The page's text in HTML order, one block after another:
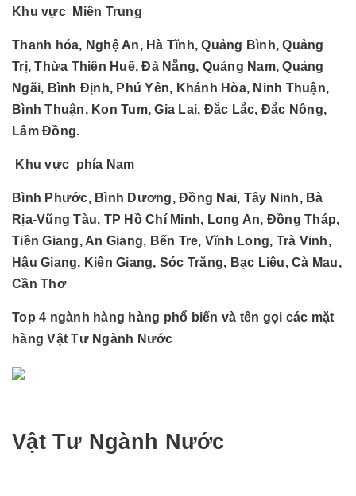
Khu vực Miền Trung
Thanh hóa, Nghệ An, Hà Tĩnh, Quảng Bình, Quảng
Trị, Thừa Thiên Huế, Đà Nẵng, Quảng Nam, Quảng
Ngãi, Bình Định, Phú Yên, Khánh Hòa, Ninh Thuận,
Bình Thuận, Kon Tum, Gia Lai, Đắc Lắc, Đắc Nông,
Lâm Đồng.
Khu vực phía Nam
Bình Phước, Bình Dương, Đồng Nai, Tây Ninh, Bà
Rịa-Vũng Tàu, TP Hồ Chí Minh, Long An, Đồng Tháp,
Tiền Giang, An Giang, Bến Tre, Vĩnh Long, Trà Vinh,
Hậu Giang, Kiên Giang, Sóc Trăng, Bạc Liêu, Cà Mau,
Cần Thơ
Top 4 ngành hàng hàng phổ biến và tên gọi các mặt
hàng Vật Tư Ngành Nước
Vật Tư Ngành Nước